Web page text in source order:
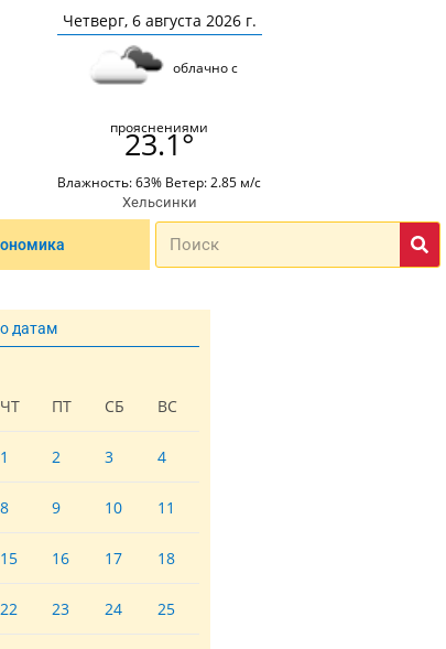
Четверг, 6 августа 2026 г.
облачно с
прояснениями
23.1°
Влажность: 63% Ветер: 2.85 м/с
Хельсинки
датам
ЧТ ПТ СБ ВС
1 2 3 4
8 9 10 11
15 16 17 18
22 23 24 25